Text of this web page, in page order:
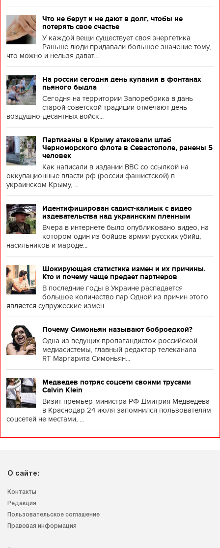
Что не берут и не дают в долг, чтобы не
потерять свое счастье
У каждой вещи существует своя энергетика
Раньше люди придавали большое значение тому,
что можно и нельзя дават...
На россии сегодня день купания в фонтанах
пьяного быдла
Сегодня на территории Запоребрика в дань
старой советской традиции отмечают день
воздушно-десантных войск...
Партизаны в Крыму атаковали штаб
Черноморского флота в Севастополе, ранены 5
человек
Как написали в издании BBC со ссылкой на
оккупационные власти рф (россии фашистской) в
украинском Крыму, ...
Идентифицирован садист-калмык с видео
издевательства над украинским пленным
Вчера в интернете было опубликовано видео, на
котором один из бойцов армии русских убийц,
насильников и мароде...
Шокирующая статистика измен и их причины.
Кто и почему чаще предает партнеров
В последние годы в Украине распадается
большое количество пар Одной из причин этого
является супружеские измен...
Почему Симоньян называют боброедкой?
Одна из ведущих пропагандисток российской
медиасистемы, главный редактор телеканала
RT Маргарита Симоньян...
Медведев потряс соцсети своими трусами
Calvin Klein
Визит премьер-министра РФ Дмитрия Медведева
в Краснодар 24 июля запомнился пользователям
соцсетей не местами, ...
О сайте:
Контакты
Редакция
Пользовательское соглашение
Правовая информация